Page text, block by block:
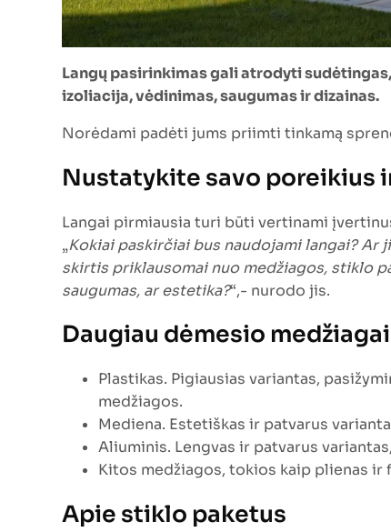
Langų pasirinkimas gali atrodyti
izoliacija, vėdinimas, saugumas ir dizainas.
Norėdami padėti jums priimti tinkamą
Nustatykite savo poreikius
Langai pirmiausia turi būti vertinami
„Kokiai paskirčiai bus naudojami langai? Ar
skirtis priklausomai nuo medžiagos, stiklo
saugumas, ar estetika?“,- nurodo jis.
Daugiau dėmesio medžiagai
Plastikas. Pigiausias variantas,
medžiagos.
Mediena. Estetiškas ir patvarus
Aliuminis. Lengvas ir patvarus
Kitos medžiagos, tokios kaip plienas ir
Apie stiklo paketus